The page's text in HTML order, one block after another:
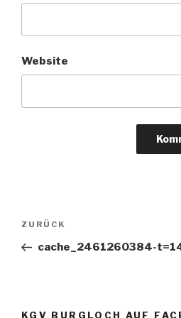
Website
Beitragsnavigation
Vorheriger
Beitrag
ZURÜCK
cache_2461260384-
KGV BURGLOCH AUF